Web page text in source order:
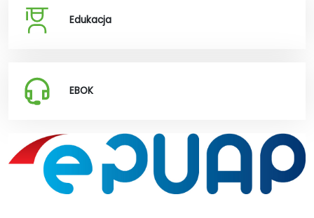
Edukacja
EBOK